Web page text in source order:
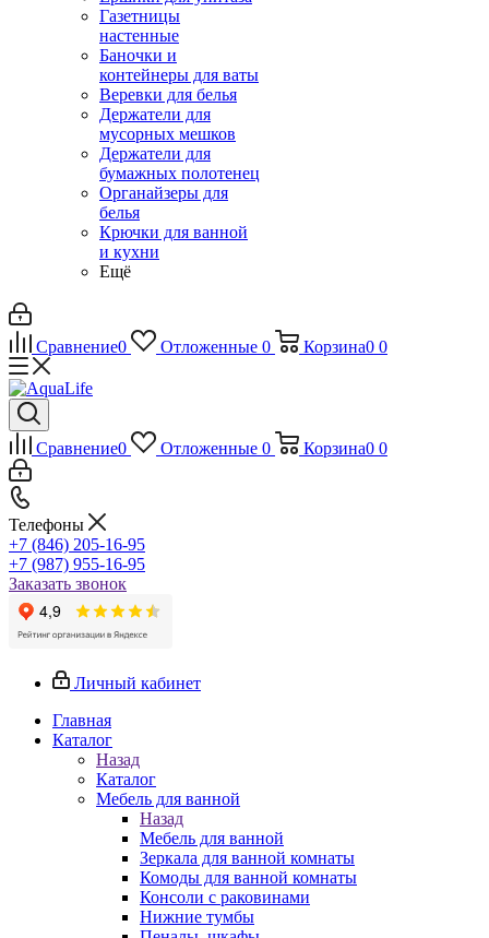
Газетницы
настенные
Баночки и
контейнеры для ваты
Веревки для белья
Держатели для
мусорных мешков
Держатели для
бумажных полотенец
Органайзеры для
белья
Крючки для ванной
и кухни
Ещё
Сравнение0 Отложенные 0 Корзина0 0
Сравнение0 Отложенные 0 Корзина0 0
Телефоны
+7 (846) 205-16-95
+7 (987) 955-16-95
Заказать звонок
Личный кабинет
Главная
Каталог
Назад
Каталог
Мебель для ванной
Назад
Мебель для ванной
Зеркала для ванной комнаты
Комоды для ванной комнаты
Консоли с раковинами
Нижние тумбы